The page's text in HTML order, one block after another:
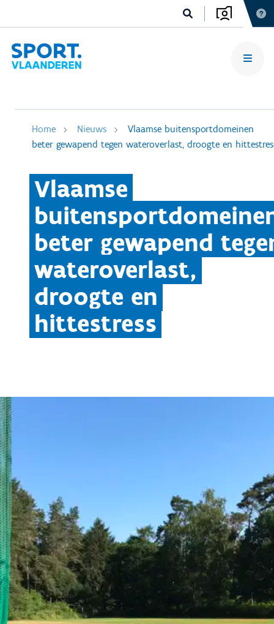
Home Nieuws
Vlaamse buitensportdomeinen
beter gewapend tegen wateroverlast, droogte en
Vlaamse
beter gewapend
wateroverlast,
droogte en
hittestress